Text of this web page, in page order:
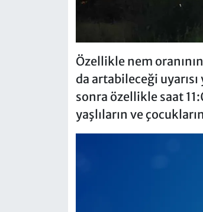
Özellikle nem
da artabileceği
sonra özellikle saat
yaşlıların ve